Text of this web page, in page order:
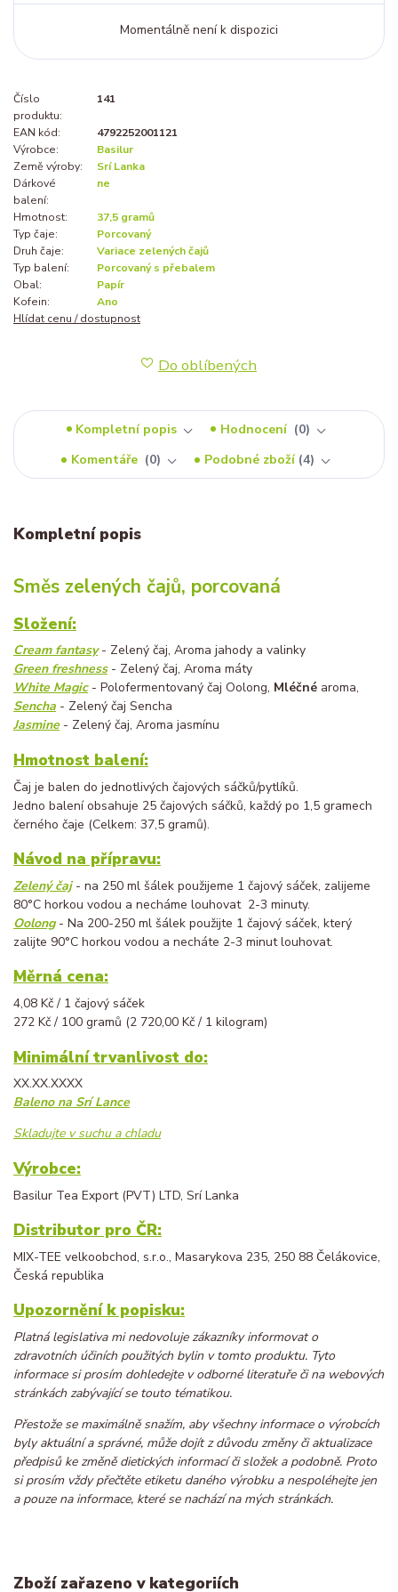
Momentálně není k dispozici
Číslo
produktu:
141
EAN kód:
4792252001121
Výrobce:
Basilur
Země výroby:
Srí Lanka
Dárkové
balení:
ne
Hmotnost:
37,5 gramů
Typ čaje:
Porcovaný
Druh čaje:
Variace zelených čajů
Typ balení:
Porcovaný s přebalem
Obal:
Papír
Kofein:
Ano
Hlídat cenu / dostupnost
Do oblíbených
Kompletní popis Hodnocení
0
Komentáře
0 Podobné zboží 4
Kompletní popis
Směs zelených čajů, porcovaná
Složení:
Cream fantasy- Zelený čaj, Aroma jahody a valinky
Green freshness- Zelený čaj, Aroma máty
White Magic- Polofermentovaný čaj Oolong, Mléčné aroma,
Sencha - Zelený čaj Sencha
Jasmine- Zelený čaj, Aroma jasmínu
Hmotnost balení:
Čaj je balen do jednotlivých čajových sáčků/pytlíků.
Jedno balení obsahuje 25 čajových sáčků, každý po 1,5 gramech
černého čaje (Celkem: 37,5 gramů).
Návod na přípravu:
Zelený čaj- na 250 ml šálek použijeme 1 čajový sáček, zalijeme
80°C horkou vodou a necháme louhovat 2-3 minuty.
Oolong- Na 200-250 ml šálek použijte 1 čajový sáček, který
zalijte 90°C horkou vodou a necháte 2-3 minut louhovat.
Měrná cena:
4,08 Kč / 1 čajový sáček
272 Kč / 100 gramů (2 720,00 Kč / 1 kilogram)
Minimální trvanlivost do:
XX.XX.XXXX
Baleno na Srí Lance
Skladujte v suchu a chladu
Výrobce:
Basilur Tea Export (PVT) LTD, Srí Lanka
Distributor pro ČR:
MIX-TEE velkoobchod, s.r.o., Masarykova 235, 250 88 Čelákovice,
Česká republika
Upozornění k popisku:
Platná legislativa mi nedovoluje zákazníky informovat o
zdravotních účiních použitých bylin v tomto produktu. Tyto
informace si prosím dohledejte v odborné literatuře či na webových
stránkách zabývající se touto tématikou.
Přestože se maximálně snažím, aby všechny informace o výrobcích
byly aktuální a správné, může dojít z důvodu změny či aktualizace
předpisů ke změně dietických informací či složek a podobně. Proto
si prosím vždy přečtěte etiketu daného výrobku a nespoléhejte jen
a pouze na informace, které se nachází na mých stránkách.
Zboží zařazeno v kategoriích